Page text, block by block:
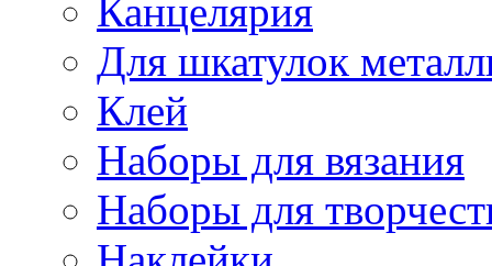
Канцелярия
Для шкатулок
Клей
Наборы для вязания
Наборы для